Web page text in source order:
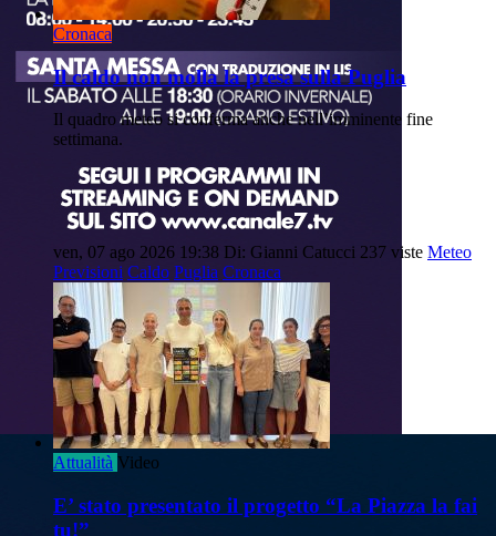
Cronaca
Il caldo non molla la presa sulla Puglia
Il quadro meteo si conferma anche nell’imminente fine
settimana.
ven, 07 ago 2026 19:38 Di: Gianni Catucci 237 viste Meteo
Previsioni Caldo Puglia Cronaca
Attualità Video
E’ stato presentato il progetto “La Piazza la fai
tu!”